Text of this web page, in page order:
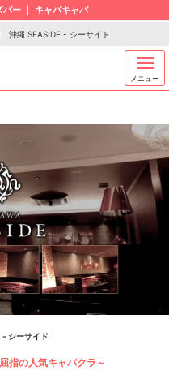
バー キャバキャバ
沖縄 SEASIDE - シーサイド
メニュー
- シーサイド
指の人気キャバクラ～